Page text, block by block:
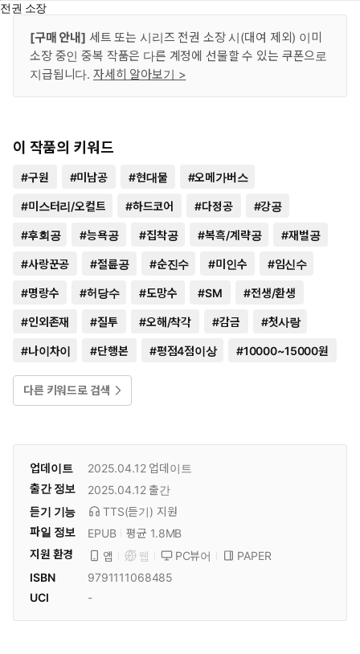
전권 소장
[구매 안내] 세트 또는 시리즈 전권 소장 시(대여 제외) 이미
소장 중인 중복 작품은 다른 계정에 선물할 수 있는 쿠폰으로
지급됩니다. 자세히 알아보기 >
이 작품의 키워드
#구원 #미남공 #현대물 #오메가버스
#미스터리/오컬트 #하드코어 #다정공 #강공
#후회공 #능욕공 #집착공 #복흑/계략공 #재벌공
#사랑꾼공 #절륜공 #순진수 #미인수 #임신수
#명랑수 #허당수 #도망수 #SM #전생/환생
#인외존재 #질투 #오해/착각 #감금 #첫사랑
#나이차이 #단행본 #평점4점이상 #10000~15000원
다른 키워드로 검색
업데이트 2025.04.12업데이트
출간 정보
2025.04.12 출간
듣기 기능
TTS(듣기) 지원
파일 정보
EPUB
평균 1.8MB
지원 환경
앱 웹 PC뷰어
PAPER
ISBN
9791111068485
UCI
-